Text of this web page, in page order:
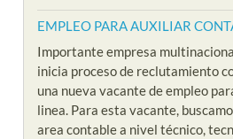
EMPLEO PARA AUXILIAR
Importante empresa
inicia proceso de reclutamiento
una nueva vacante de empleo
linea. Para esta vacante,
area contable a nivel técnico,